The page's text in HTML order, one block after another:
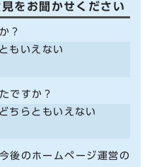
をお聞かせください
？
もいえない
ですか？
どちらともいえない
後のホームページ運営の